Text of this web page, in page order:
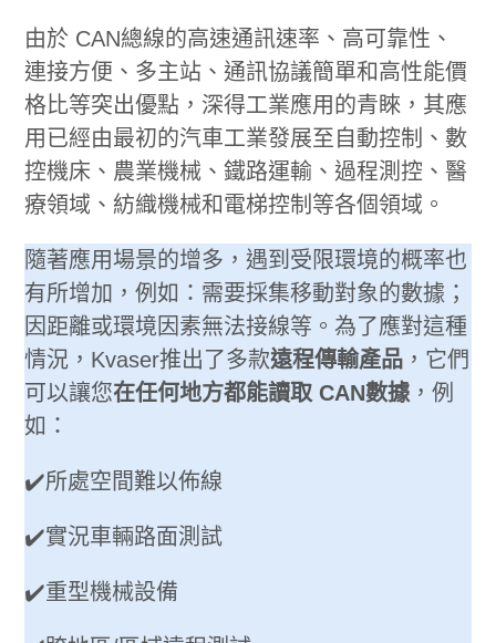
由於 CAN總線的高速通訊速率、高可靠性、
連接方便、多主站、通訊協議簡單和高性能價
格比等突出優點，深得工業應用的青睞，其應
用已經由最初的汽車工業發展至自動控制、數
控機床、農業機械、鐵路運輸、過程測控、醫
療領域、紡織機械和電梯控制等各個領域。
隨著應用場景的增多，遇到受限環境的概率也
有所增加，例如：需要採集移動對象的數據；
因距離或環境因素無法接線等。為了應對這種
情況，Kvaser推出了多款遠程傳輸產品 ，它們
可以讓您在任何地方都能讀取 CAN數據 ，例
如：
✔️所處空間難以佈線
✔️實況車輛路面測試
✔️重型機械設備